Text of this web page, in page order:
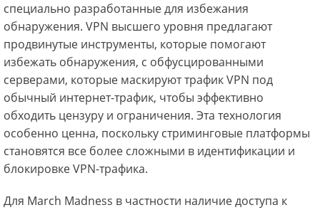
специально разработанные для избежания
обнаружения. VPN высшего уровня предлагают
продвинутые инструменты, которые помогают
избежать обнаружения, с обфусцированными
серверами, которые маскируют трафик VPN под
обычный интернет-трафик, чтобы эффективно
обходить цензуру и ограничения. Эта технология
особенно ценна, поскольку стриминговые платформы
становятся все более сложными в идентификации и
блокировке VPN-трафика.
Для March Madness в частности наличие доступа к